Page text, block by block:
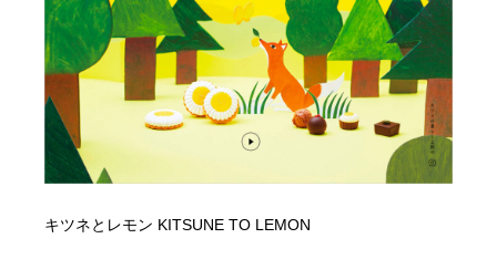
キツネとレモン KITSUNE TO LEMON